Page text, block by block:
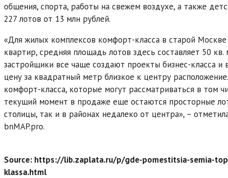
общения, спорта, работы на свежем воздухе, а также
227 лотов от 13 млн рублей.
«Для жилых комплексов комфорт-класса в старой
квартир, средняя площадь лотов здесь составляет 50
застройщики все чаще создают проекты бизнес-класса
цену за квадратный метр близкое к центру
комфорт-класса, которые могут рассматриваться в том
текущий момент в продаже еще остаются просторные
столицы, так и в районах недалеко от центра», –
bnMAP.pro.
Source: https://lib.zaplata.ru/p/gde-pomestitsia-semia-
klassa.html